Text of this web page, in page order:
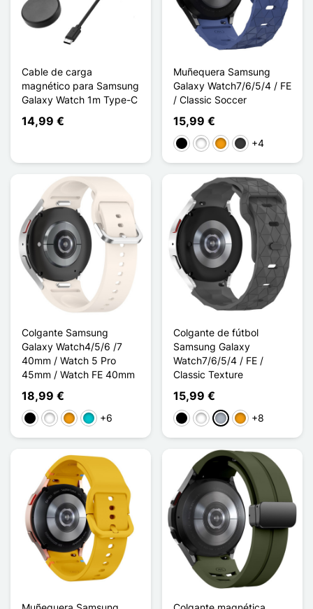
Cable de carga
magnético para Samsung
Galaxy Watch 1m Type-C
14,99 €
Muñequera Samsung
Galaxy Watch7/6/5/4 / FE
/ Classic Soccer
15,99 €
NegroBlancoNaranjaGris oscuro
+4
Colgante Samsung
Galaxy Watch4/5/6 /7
40mm / Watch 5 Pro
45mm / Watch FE 40mm
18,99 €
NegroBlancoNaranjaTurquesa
+6
Colgante de fútbol
Samsung Galaxy
Watch7/6/5/4 / FE /
Classic Texture
15,99 €
NegroBlanco
Gris Naranja
+8